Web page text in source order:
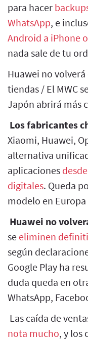
para hacer
WhatsApp, e
Android a iPhone
nada sale de tu
Huawei no
tiendas / El MWC
Japón abrirá más
Los fabricantes
Xiaomi, Huawei,
alternativa
aplicaciones
digitales. Queda
modelo en Europa
Huawei no
se eliminen
según
Google Play ha
duda queda en
WhatsApp,
Las caída de
nota mucho, y los